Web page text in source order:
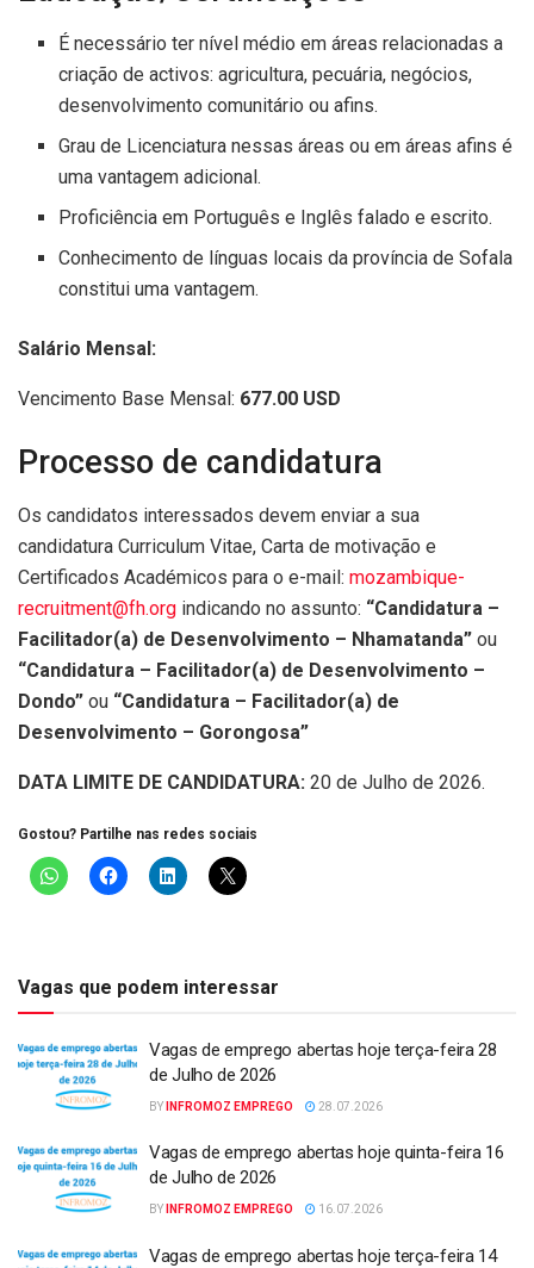
É necessário ter nível médio em áreas relacionadas a
criação de activos: agricultura, pecuária, negócios,
desenvolvimento comunitário ou afins.
Grau de Licenciatura nessas áreas ou em áreas afins é
uma vantagem adicional.
Proficiência em Português e Inglês falado e escrito.
Conhecimento de línguas locais da província de Sofala
constitui uma vantagem.
Salário Mensal:
Vencimento Base Mensal: 677.00 USD
Processo de candidatura
Os candidatos interessados devem enviar a sua
candidatura Curriculum Vitae, Carta de motivação e
Certificados Académicos para o e-mail: mozambique-
recruitment@fh.org indicando no assunto: “Candidatura –
Facilitador(a) de Desenvolvimento – Nhamatanda” ou
“Candidatura – Facilitador(a) de Desenvolvimento –
Dondo” ou “Candidatura – Facilitador(a) de
Desenvolvimento – Gorongosa”
DATA LIMITE DE CANDIDATURA: 20 de Julho de 2026.
Gostou? Partilhe nas redes sociais
Vagas que podem interessar
Vagas de emprego abertas hoje terça-feira 28
de Julho de 2026
BY INFROMOZ EMPREGO 28.07.2026
Vagas de emprego abertas hoje quinta-feira 16
de Julho de 2026
BY INFROMOZ EMPREGO 16.07.2026
Vagas de emprego abertas hoje terça-feira 14